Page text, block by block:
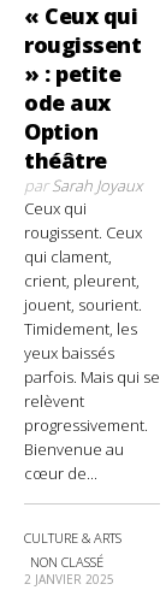
« Ceux qui
rougissent
» : petite
ode aux
Option
théâtre
parSarah Joyaux
Ceux qui
rougissent. Ceux
qui clament,
crient, pleurent,
jouent, sourient.
Timidement, les
yeux baissés
parfois. Mais qui se
relèvent
progressivement.
Bienvenue au
cœur de...
CULTURE & ARTS
NON CLASSÉ
2 JANVIER 2025